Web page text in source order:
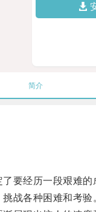
简介
经历一段艰难的
战各种困难和考验